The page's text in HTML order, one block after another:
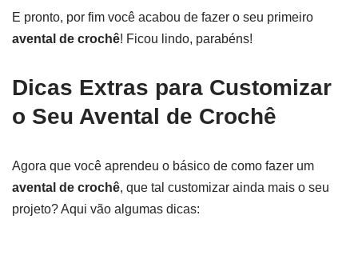
E pronto, por fim você acabou de fazer o seu primeiro
avental de crochê! Ficou lindo, parabéns!
Dicas Extras para Customizar
o Seu Avental de Crochê
Agora que você aprendeu o básico de como fazer um
avental de crochê, que tal customizar ainda mais o seu
projeto? Aqui vão algumas dicas: